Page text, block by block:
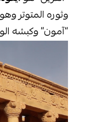
وثوره المتوتر
“آمون” وكبشه